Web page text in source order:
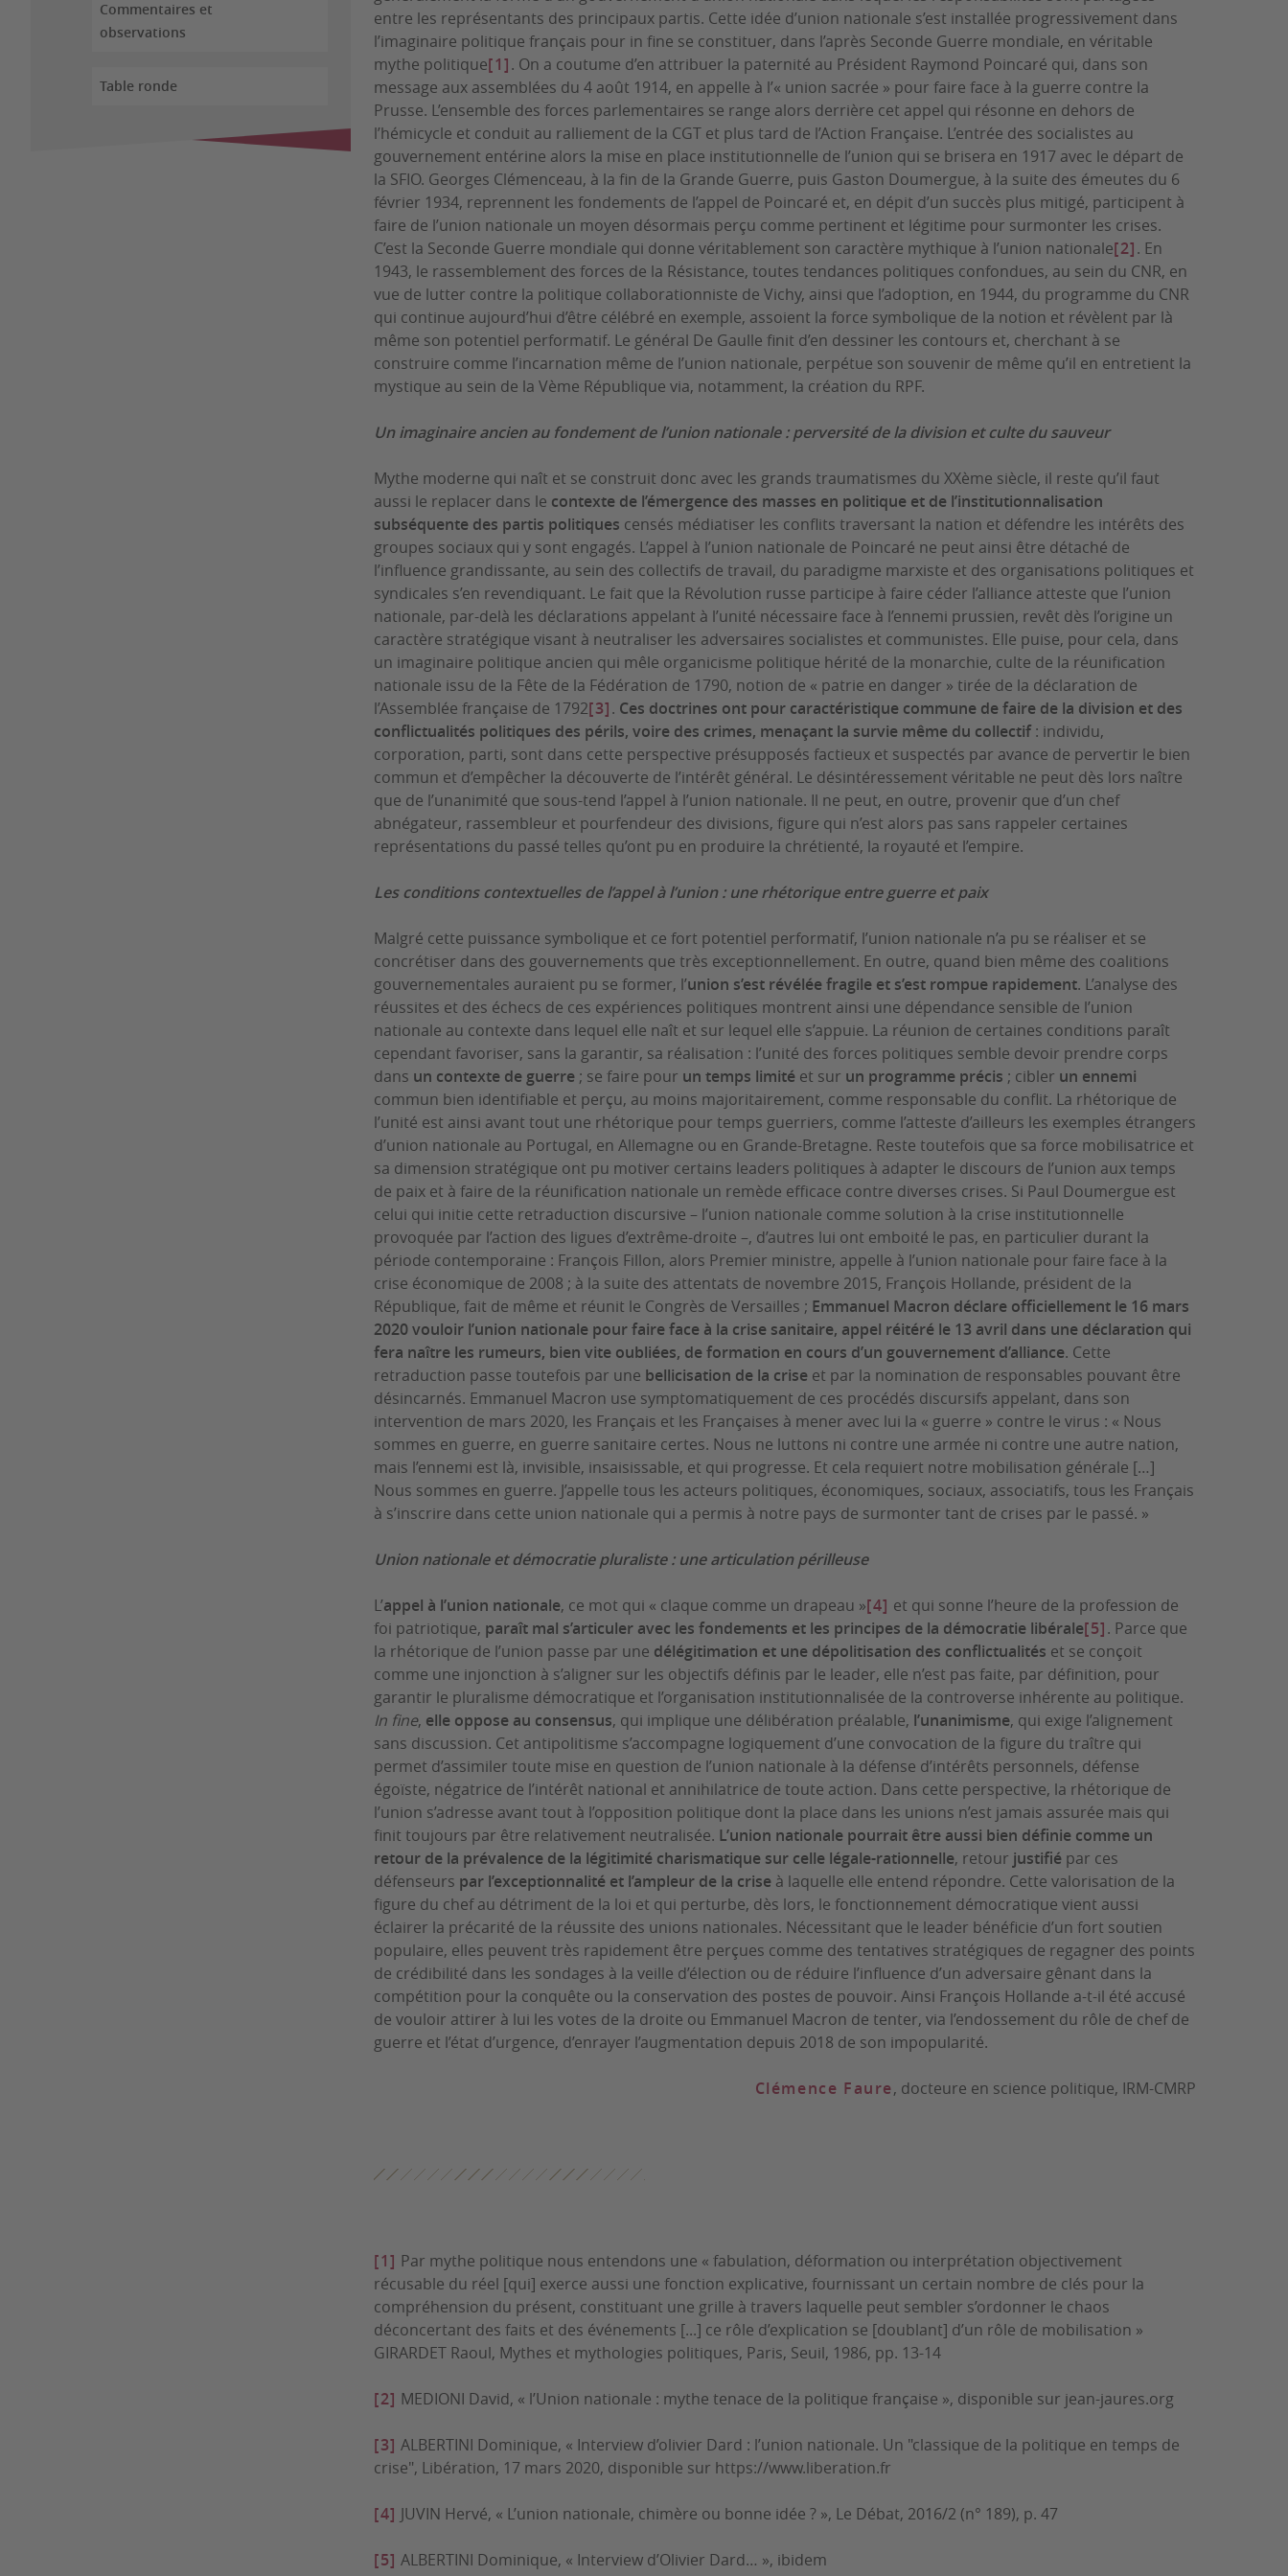
Commentaires et
observations
Table ronde
entre les représentants des principaux partis. Cette idée d’union nationale s’est installée progressivement dans
l’imaginaire politique français pour in fine se constituer, dans l’après Seconde Guerre mondiale, en véritable
mythe politique[1]. On a coutume d’en attribuer la paternité au Président Raymond Poincaré qui, dans son
message aux assemblées du 4 août 1914, en appelle à l’« union sacrée » pour faire face à la guerre contre la
Prusse. L’ensemble des forces parlementaires se range alors derrière cet appel qui résonne en dehors de
l’hémicycle et conduit au ralliement de la CGT et plus tard de l’Action Française. L’entrée des socialistes au
gouvernement entérine alors la mise en place institutionnelle de l’union qui se brisera en 1917 avec le départ de
la SFIO. Georges Clémenceau, à la fin de la Grande Guerre, puis Gaston Doumergue, à la suite des émeutes du 6
février 1934, reprennent les fondements de l’appel de Poincaré et, en dépit d’un succès plus mitigé, participent à
faire de l’union nationale un moyen désormais perçu comme pertinent et légitime pour surmonter les crises.
C’est la Seconde Guerre mondiale qui donne véritablement son caractère mythique à l’union nationale[2]. En
1943, le rassemblement des forces de la Résistance, toutes tendances politiques confondues, au sein du CNR, en
vue de lutter contre la politique collaborationniste de Vichy, ainsi que l’adoption, en 1944, du programme du CNR
qui continue aujourd’hui d’être célébré en exemple, assoient la force symbolique de la notion et révèlent par là
même son potentiel performatif. Le général De Gaulle finit d’en dessiner les contours et, cherchant à se
construire comme l’incarnation même de l’union nationale, perpétue son souvenir de même qu’il en entretient la
mystique au sein de la Vème République via, notamment, la création du RPF.
Un imaginaire ancien au fondement de l’union nationale : perversité de la division et culte du sauveur
Mythe moderne qui naît et se construit donc avec les grands traumatismes du XXème siècle, il reste qu’il faut
aussi le replacer dans le contexte de l’émergence des masses en politique et de l’institutionnalisation
subséquente des partis politiques censés médiatiser les conflits traversant la nation et défendre les intérêts des
groupes sociaux qui y sont engagés. L’appel à l’union nationale de Poincaré ne peut ainsi être détaché de
l’influence grandissante, au sein des collectifs de travail, du paradigme marxiste et des organisations politiques et
syndicales s’en revendiquant. Le fait que la Révolution russe participe à faire céder l’alliance atteste que l’union
nationale, par-delà les déclarations appelant à l’unité nécessaire face à l’ennemi prussien, revêt dès l’origine un
caractère stratégique visant à neutraliser les adversaires socialistes et communistes. Elle puise, pour cela, dans
un imaginaire politique ancien qui mêle organicisme politique hérité de la monarchie, culte de la réunification
nationale issu de la Fête de la Fédération de 1790, notion de « patrie en danger » tirée de la déclaration de
l’Assemblée française de 1792[3]. Ces doctrines ont pour caractéristique commune de faire de la division et des
conflictualités politiques des périls, voire des crimes, menaçant la survie même du collectif : individu,
corporation, parti, sont dans cette perspective présupposés factieux et suspectés par avance de pervertir le bien
commun et d’empêcher la découverte de l’intérêt général. Le désintéressement véritable ne peut dès lors naître
que de l’unanimité que sous-tend l’appel à l’union nationale. Il ne peut, en outre, provenir que d’un chef
abnégateur, rassembleur et pourfendeur des divisions, figure qui n’est alors pas sans rappeler certaines
représentations du passé telles qu’ont pu en produire la chrétienté, la royauté et l’empire.
Les conditions contextuelles de l’appel à l’union : une rhétorique entre guerre et paix
Malgré cette puissance symbolique et ce fort potentiel performatif, l’union nationale n’a pu se réaliser et se
concrétiser dans des gouvernements que très exceptionnellement. En outre, quand bien même des coalitions
gouvernementales auraient pu se former, l’union s’est révélée fragile et s’est rompue rapidement. L’analyse des
réussites et des échecs de ces expériences politiques montrent ainsi une dépendance sensible de l’union
nationale au contexte dans lequel elle naît et sur lequel elle s’appuie. La réunion de certaines conditions paraît
cependant favoriser, sans la garantir, sa réalisation : l’unité des forces politiques semble devoir prendre corps
dans un contexte de guerre ; se faire pour un temps limité et sur un programme précis ; cibler un ennemi
commun bien identifiable et perçu, au moins majoritairement, comme responsable du conflit. La rhétorique de
l’unité est ainsi avant tout une rhétorique pour temps guerriers, comme l’atteste d’ailleurs les exemples étrangers
d’union nationale au Portugal, en Allemagne ou en Grande-Bretagne. Reste toutefois que sa force mobilisatrice et
sa dimension stratégique ont pu motiver certains leaders politiques à adapter le discours de l’union aux temps
de paix et à faire de la réunification nationale un remède efficace contre diverses crises. Si Paul Doumergue est
celui qui initie cette retraduction discursive – l’union nationale comme solution à la crise institutionnelle
provoquée par l’action des ligues d’extrême-droite –, d’autres lui ont emboité le pas, en particulier durant la
période contemporaine : François Fillon, alors Premier ministre, appelle à l’union nationale pour faire face à la
crise économique de 2008 ; à la suite des attentats de novembre 2015, François Hollande, président de la
République, fait de même et réunit le Congrès de Versailles ; Emmanuel Macron déclare officiellement le 16 mars
2020 vouloir l’union nationale pour faire face à la crise sanitaire, appel réitéré le 13 avril dans une déclaration qui
fera naître les rumeurs, bien vite oubliées, de formation en cours d’un gouvernement d’alliance. Cette
retraduction passe toutefois par une bellicisation de la crise et par la nomination de responsables pouvant être
désincarnés. Emmanuel Macron use symptomatiquement de ces procédés discursifs appelant, dans son
intervention de mars 2020, les Français et les Françaises à mener avec lui la « guerre » contre le virus : « Nous
sommes en guerre, en guerre sanitaire certes. Nous ne luttons ni contre une armée ni contre une autre nation,
mais l’ennemi est là, invisible, insaisissable, et qui progresse. Et cela requiert notre mobilisation générale […]
Nous sommes en guerre. J’appelle tous les acteurs politiques, économiques, sociaux, associatifs, tous les Français
à s’inscrire dans cette union nationale qui a permis à notre pays de surmonter tant de crises par le passé. »
Union nationale et démocratie pluraliste : une articulation périlleuse
L’appel à l’union nationale, ce mot qui « claque comme un drapeau »[4] et qui sonne l’heure de la profession de
foi patriotique, paraît mal s’articuler avec les fondements et les principes de la démocratie libérale[5]. Parce que
la rhétorique de l’union passe par une délégitimation et une dépolitisation des conflictualités et se conçoit
comme une injonction à s’aligner sur les objectifs définis par le leader, elle n’est pas faite, par définition, pour
garantir le pluralisme démocratique et l’organisation institutionnalisée de la controverse inhérente au politique.
In fine, elle oppose au consensus, qui implique une délibération préalable, l’unanimisme, qui exige l’alignement
sans discussion. Cet antipolitisme s’accompagne logiquement d’une convocation de la figure du traître qui
permet d’assimiler toute mise en question de l’union nationale à la défense d’intérêts personnels, défense
égoïste, négatrice de l’intérêt national et annihilatrice de toute action. Dans cette perspective, la rhétorique de
l’union s’adresse avant tout à l’opposition politique dont la place dans les unions n’est jamais assurée mais qui
finit toujours par être relativement neutralisée. L’union nationale pourrait être aussi bien définie comme un
retour de la prévalence de la légitimité charismatique sur celle légale-rationnelle, retour justifié par ces
défenseurs par l’exceptionnalité et l’ampleur de la crise à laquelle elle entend répondre. Cette valorisation de la
figure du chef au détriment de la loi et qui perturbe, dès lors, le fonctionnement démocratique vient aussi
éclairer la précarité de la réussite des unions nationales. Nécessitant que le leader bénéficie d’un fort soutien
populaire, elles peuvent très rapidement être perçues comme des tentatives stratégiques de regagner des points
de crédibilité dans les sondages à la veille d’élection ou de réduire l’influence d’un adversaire gênant dans la
compétition pour la conquête ou la conservation des postes de pouvoir. Ainsi François Hollande a-t-il été accusé
de vouloir attirer à lui les votes de la droite ou Emmanuel Macron de tenter, via l’endossement du rôle de chef de
guerre et l’état d’urgence, d’enrayer l’augmentation depuis 2018 de son impopularité.
Clémence Faure, docteure en science politique, IRM-CMRP
[1] Par mythe politique nous entendons une « fabulation, déformation ou interprétation objectivement
récusable du réel [qui] exerce aussi une fonction explicative, fournissant un certain nombre de clés pour la
compréhension du présent, constituant une grille à travers laquelle peut sembler s’ordonner le chaos
déconcertant des faits et des événements [...] ce rôle d’explication se [doublant] d’un rôle de mobilisation »
GIRARDET Raoul, Mythes et mythologies politiques, Paris, Seuil, 1986, pp. 13-14
[2] MEDIONI David, « l’Union nationale : mythe tenace de la politique française », disponible sur jean-jaures.org
[3] ALBERTINI Dominique, « Interview d’olivier Dard : l’union nationale. Un "classique de la politique en temps de
crise", Libération, 17 mars 2020, disponible sur https://www.liberation.fr
[4] JUVIN Hervé, « L’union nationale, chimère ou bonne idée ? », Le Débat, 2016/2 (n° 189), p. 47
[5] ALBERTINI Dominique, « Interview d’Olivier Dard… », ibidem